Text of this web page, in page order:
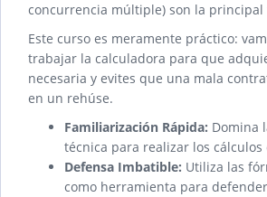
concurrencia múltiple) son la
Este curso es meramente práctico:
trabajar la calculadora para que
necesaria y evites que una mala
en un rehúse.
Familiarización Rápida: Domina
técnica para realizar los
Defensa Imbatible: Utiliza las
como herramienta para